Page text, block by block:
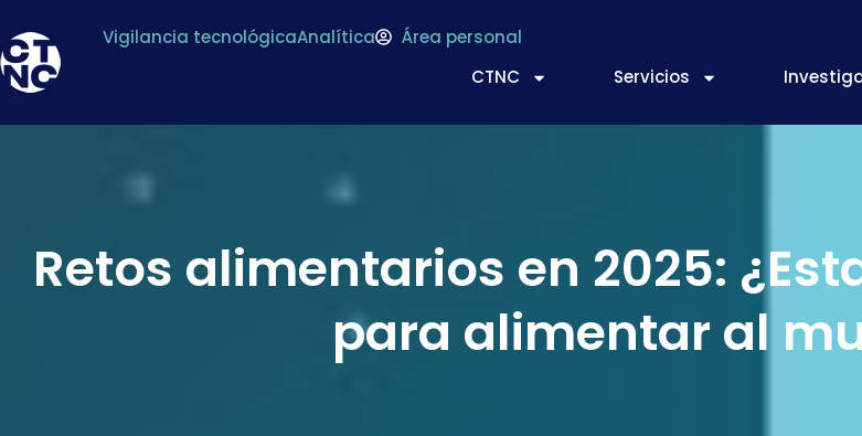
Vigilancia tecnológicaAnalítica
Área personal
CTNC
Servicios
Retos alimentarios en 2025:
para alimentar al